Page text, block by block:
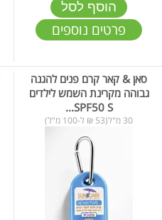
הוסף לסל
פרטים נוספים
סאן & קאר קרם פנים להגנה
גבוהה מקרינת השמש לילדים
SPF50 S...
30 מ"ל(53 ₪ ל-100 מ"ל)